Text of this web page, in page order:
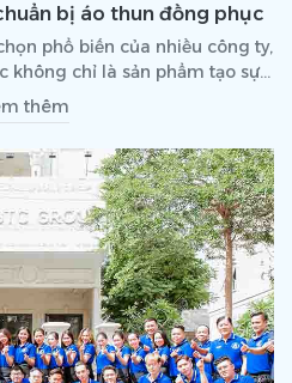
bị áo thun đồng phục
phổ biến của nhiều công ty,
không chỉ là sản phẩm tạo sự
nhiều đến văn hóa hoạt
doanh nghiệp. Chính vì thế, khi
nên qua loa mà nên có những
rõ ràng.
thêm